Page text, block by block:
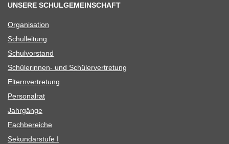
UNSERE SCHULGEMEINSCHAFT
Orga­ni­sa­tion
Schul­lei­tung
Schul­vor­stand
Schü­le­rin­nen- und Schülervertretung
Eltern­ver­tre­tung
Per­so­nal­rat
Jahr­gänge
Fach­be­rei­che
Sekun­dar­stufe I